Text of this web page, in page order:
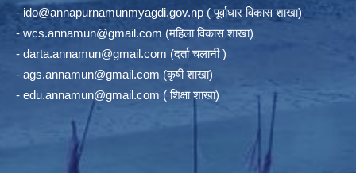
- ido@annapurnamunmyagdi.gov.np ( पूर्वाधार विकास शाखा)
- wcs.annamun@gmail.com (महिला विकास शाखा)
- darta.annamun@gmail.com (दर्ता चलानी )
- ags.annamun@gmail.com (कृषी शाखा)
- edu.annamun@gmail.com ( शिक्षा शाखा)